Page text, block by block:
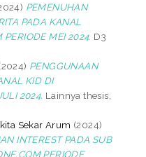
PEMENUHAN
PADA KANAL
PERIODE MEI 2024. D3
PENGGUNAAN
KID DI
2024. Lainnya thesis,
Sekar Arum (2024)
INTEREST PADA SUB
PERIODE